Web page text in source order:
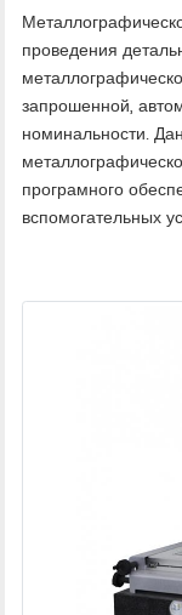
проведения
запрошенной,
номинальности.
програмного
вспомогательных